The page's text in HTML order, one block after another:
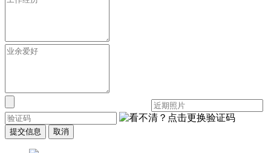
提交信息 取消